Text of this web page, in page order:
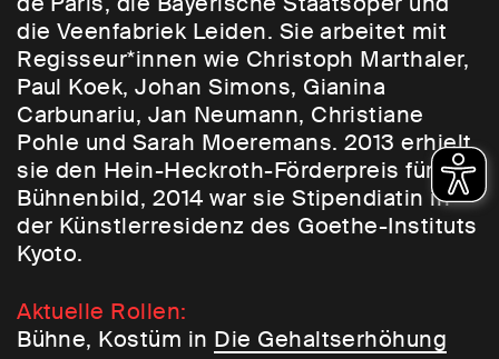
die Veenfabriek Leiden. Sie arbeitet mit
Regisseur*innen wie Christoph Marthaler,
Paul Koek, Johan Simons, Gianina
Carbunariu, Jan Neumann, Christiane
Pohle und Sarah Moeremans. 2013 erhielt
sie den Hein-Heckroth-Förderpreis für
Bühnenbild, 2014 war sie Stipendiatin in
der Künstlerresidenz des Goethe-Instituts
Kyoto.
Aktuelle Rollen:
Bühne, Kostüm in Die Gehaltserhöhung